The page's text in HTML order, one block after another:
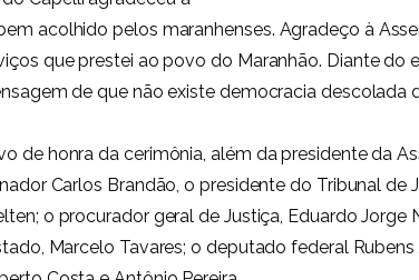
acolhido pelos maranhenses. Agradeço à
que prestei ao povo do Maranhão. Diante do
de que não existe democracia descolada
de honra da cerimônia, além da presidente da
Carlos Brandão, o presidente do Tribunal de
o procurador geral de Justiça, Eduardo Jorge
Marcelo Tavares; o deputado federal Rubens